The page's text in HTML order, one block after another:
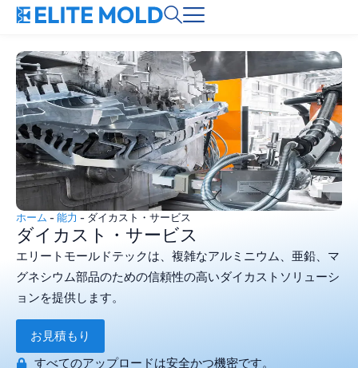
ホーム -能力 - ダイカスト・サービス
ダイカスト・サービス
エリートモールドテックは、複雑なアルミニウム、亜鉛、マ
グネシウム部品のための信頼性の高いダイカストソリューシ
ョンを提供します。
お見積もり
すべてのアップロードは安全かつ機密です。